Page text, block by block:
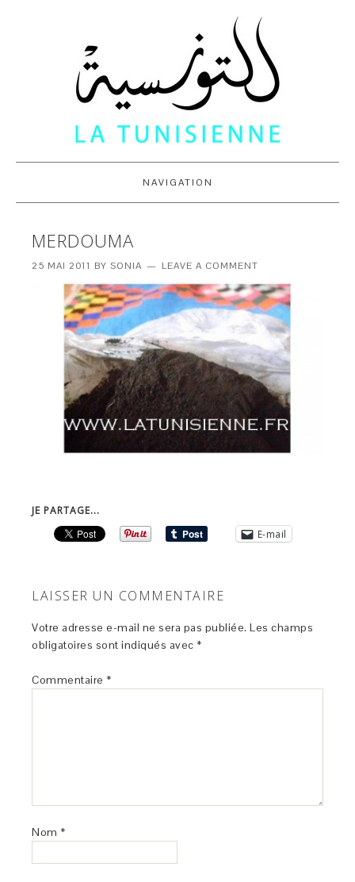
NAVIGATION
MERDOUMA
25 MAI 2011 BYSONIA LEAVE A COMMENT
JE PARTAGE...
E-mail
LAISSER UN COMMENTAIRE
Votre adresse e-mail ne sera pas publiée. Les champs
obligatoires sont indiqués avec *
Commentaire *
Nom *